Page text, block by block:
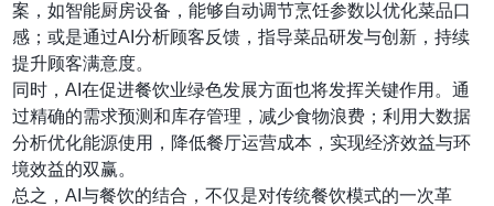
案，如智能厨房设备，能够自动调节烹饪参数以优化菜品口
感；或是通过AI分析顾客反馈，指导菜品研发与创新，持续
提升顾客满意度。
同时，AI在促进餐饮业绿色发展方面也将发挥关键作用。通
过精确的需求预测和库存管理，减少食物浪费；利用大数据
分析优化能源使用，降低餐厅运营成本，实现经济效益与环
境效益的双赢。
总之，AI与餐饮的结合，不仅是对传统餐饮模式的一次革